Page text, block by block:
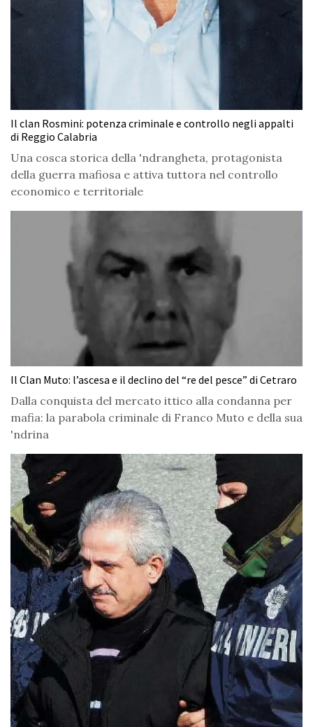
Il clan Rosmini: potenza criminale e controllo negli appalti
di Reggio Calabria
Una cosca storica della 'ndrangheta, protagonista
della guerra mafiosa e attiva tuttora nel controllo
economico e territoriale
Il Clan Muto: l’ascesa e il declino del “re del pesce” di Cetraro
Dalla conquista del mercato ittico alla condanna per
mafia: la parabola criminale di Franco Muto e della sua
'ndrina